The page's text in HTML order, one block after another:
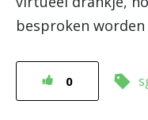
besproken
0